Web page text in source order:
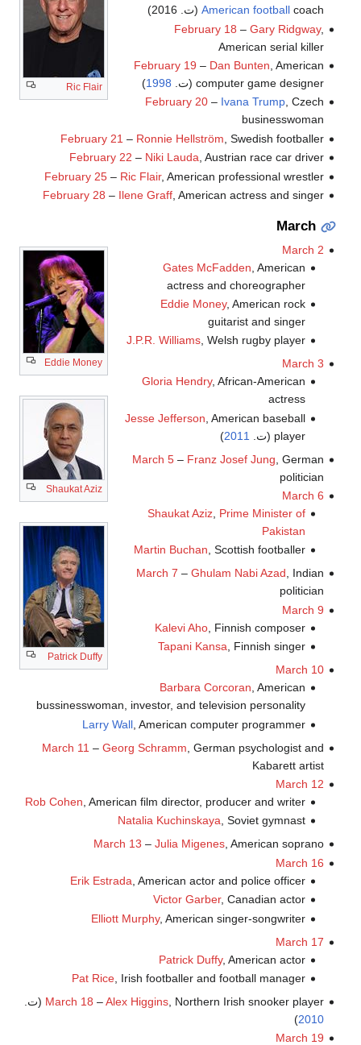
Ric Flair
American footballcoach (ت. 2016)
February 18 – Gary Ridgway,
American serial killer
February 19 – Dan Bunten , American
computer game designer (ت.
1998
)
February 20– Ivana Trump, Czech
businesswoman
February 21 – Ronnie Hellström , Swedish footballer
February 22 – Niki Lauda , Austrian race car driver
February 25– Ric Flair, American professional wrestler
February 28 – Ilene Graff, American actress and singer
March
Eddie Money
Shaukat Aziz
Patrick Duffy
March 2
Gates McFadden , American
actress and choreographer
Eddie Money, American rock
guitarist and singer
J.P.R. Williams, Welsh rugby player
March 3
Gloria Hendry, African-American
actress
Jesse Jefferson , American baseball
player (ت.
2011
)
March 5– Franz Josef Jung , German
politician
March 6
Shaukat Aziz Prime Minister of
Pakistan
Martin Buchan, Scottish footballer
March 7 – Ghulam Nabi Azad, Indian
politician
March 9
Kalevi Aho , Finnish composer
Tapani Kansa, Finnish singer
March 10
Barbara Corcoran, American
bussinesswoman, investor, and television personality
Larry Wall , American computer programmer
March 11 – Georg Schramm , German psychologist and
Kabarett artist
March 12
Rob Cohen , American film director, producer and writer
Natalia Kuchinskaya, Soviet gymnast
March 13 – Julia Migenes, American soprano
March 16
Erik Estrada , American actor and police officer
Victor Garber, Canadian actor
Elliott Murphy, American singer-songwriter
March 17
Patrick Duffy, American actor
Pat Rice , Irish footballer and football manager
March 18 –Alex Higgins, Northern Irish snooker player (ت.
2010
)
March 19